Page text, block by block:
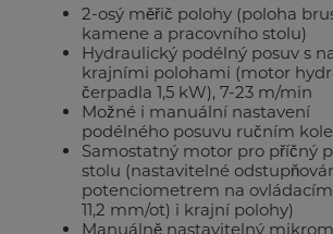
2-osý měřič polohy (poloha
kamene a pracovního stolu)
Hydraulický podélný posuv s
krajními polohami (motor
čerpadla 1,5 kW), 7-23 m/min
Možné i manuální nastavení
podélného posuvu ručním
Samostatný motor pro příčný
stolu (nastavitelné
potenciometrem na ovládacím
11,2 mm/ot) i krajní polohy)
Manuálně nastavitelný